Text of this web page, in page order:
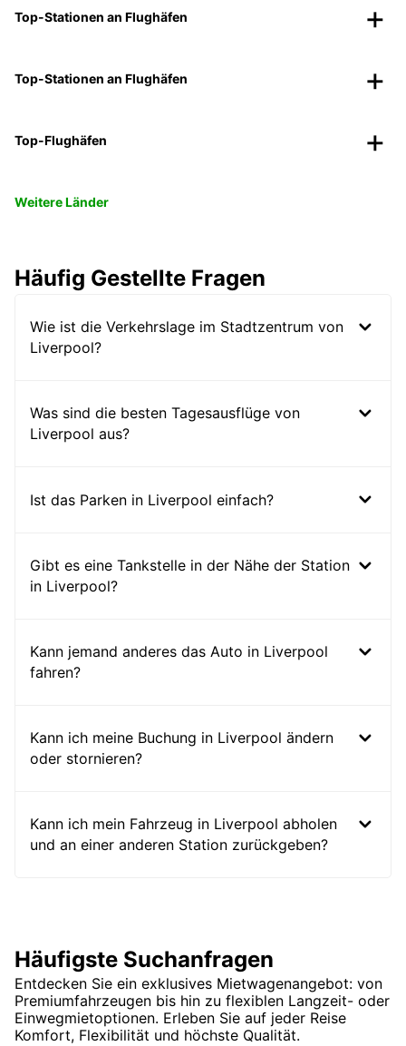
Top-Stationen an Flughäfen
Top-Stationen an Flughäfen
Top-Flughäfen
Weitere Länder
Häufig Gestellte Fragen
Wie ist die Verkehrslage im Stadtzentrum von
Liverpool?
Was sind die besten Tagesausflüge von
Liverpool aus?
Ist das Parken in Liverpool einfach?
Gibt es eine Tankstelle in der Nähe der Station
in Liverpool?
Kann jemand anderes das Auto in Liverpool
fahren?
Kann ich meine Buchung in Liverpool ändern
oder stornieren?
Kann ich mein Fahrzeug in Liverpool abholen
und an einer anderen Station zurückgeben?
Häufigste Suchanfragen
Entdecken Sie ein exklusives Mietwagenangebot: von
Premiumfahrzeugen bis hin zu flexiblen Langzeit- oder
Einwegmietoptionen. Erleben Sie auf jeder Reise
Komfort, Flexibilität und höchste Qualität.